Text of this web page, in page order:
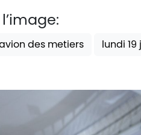
des metiers lundi 19